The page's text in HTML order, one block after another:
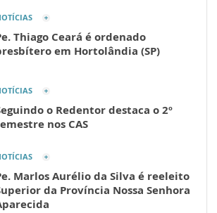
Thiago Ceará é ordenado
em Hortolândia (SP)
o Redentor destaca o 2º
nos CAS
Marlos Aurélio da Silva é reeleito
da Província Nossa Senhora